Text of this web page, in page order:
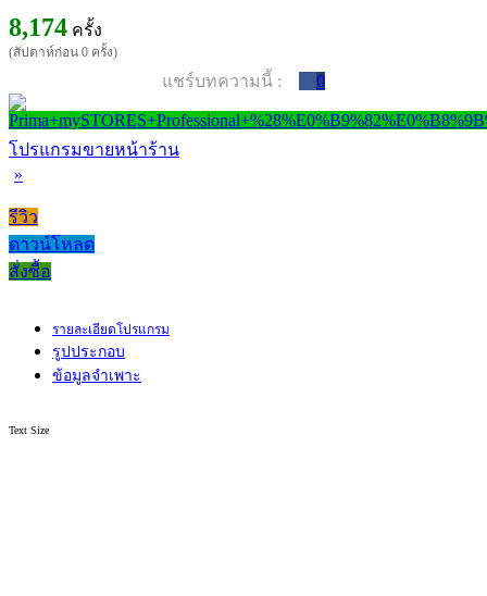
8,174 ครั้ง
(สัปดาห์ก่อน 0 ครั้ง)
แชร์บทความนี้ : 0
โปรแกรมขายหน้าร้าน
»
รีวิว
ดาวน์โหลด
สั่งซื้อ
รายละเอียดโปรแกรม
รูปประกอบ
ข้อมูลจำเพาะ
Text Size